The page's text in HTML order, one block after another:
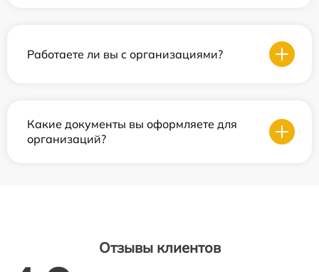
Работаете ли вы с организациями?
Какие документы вы оформляете для
организаций?
Отзывы клиентов